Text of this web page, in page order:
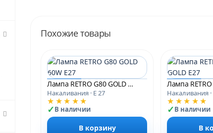
Похожие товары
Лампа RETRO G80 GOLD 60W E27
Накаливания · E 27
★★★★★
В наличии
В корзину
Накаливания ·
★★★★★
В наличии
В